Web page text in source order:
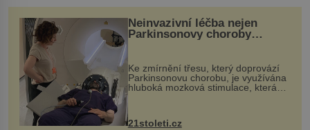
Neinvazivní léčba nejen
Parkinsonovy choroby
Ke zmírnění třesu, který doprovází
Parkinsonovu chorobu, je využívána
hluboká mozková stimulace, která
však vyžaduje vysoce invazivní
zákrok. Ultrazvuk zase není vhodný
k dostatečně přesnému zacílení ...
21stoleti.cz